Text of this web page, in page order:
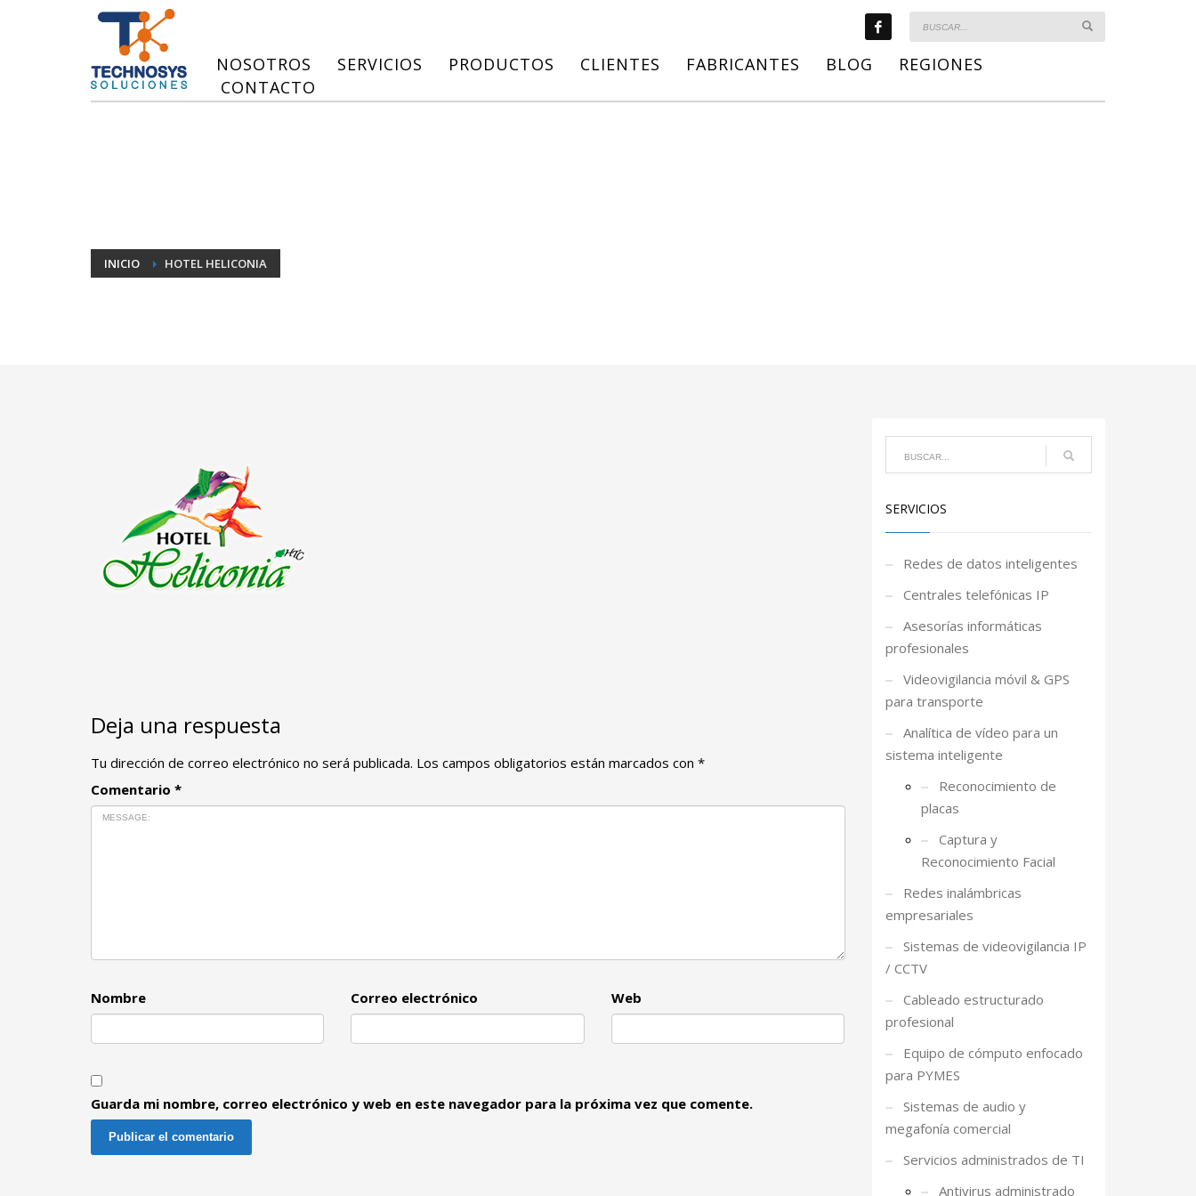
NOSOTROS SERVICIOS PRODUCTOS CLIENTES FABRICANTES BLOG
REGIONES
CONTACTO
INICIO HOTEL HELICONIA
Deja una respuesta
Tu dirección de correo electrónico no será publicada. Los campos obligatorios están marcados con *
Comentario *
Nombre Correo electrónico Web
Guarda mi nombre, correo electrónico y web en este navegador para la próxima vez que comente.
SERVICIOS
Redes de datos inteligentes
Centrales telefónicas IP
Asesorías informáticas
profesionales
Videovigilancia móvil & GPS
para transporte
Analítica de vídeo para un
sistema inteligente
Reconocimiento de
placas
Captura y
Reconocimiento Facial
Redes inalámbricas
empresariales
Sistemas de videovigilancia IP
/ CCTV
Cableado estructurado
profesional
Equipo de cómputo enfocado
para PYMES
Sistemas de audio y
megafonía comercial
Servicios administrados de TI
Antivirus administrado